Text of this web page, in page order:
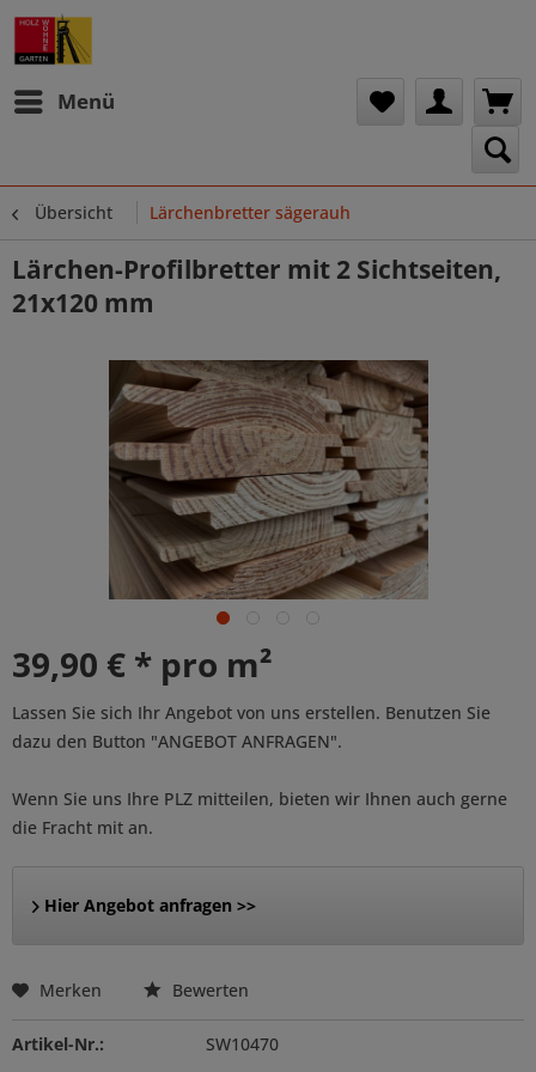
Menü
Übersicht Lärchenbretter sägerauh
Lärchen-Profilbretter mit 2 Sichtseiten,
21x120 mm
39,90 € * pro m²
Lassen Sie sich Ihr Angebot von uns erstellen. Benutzen Sie
dazu den Button "ANGEBOT ANFRAGEN".
Wenn Sie uns Ihre PLZ mitteilen, bieten wir Ihnen auch gerne
die Fracht mit an.
Hier Angebot anfragen >>
Merken Bewerten
Artikel-Nr.: SW10470